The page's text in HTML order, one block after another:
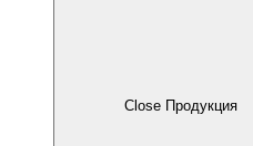
Close Продукция